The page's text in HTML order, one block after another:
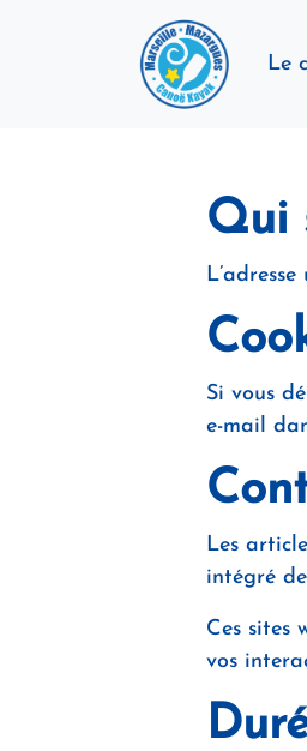
Le
Qui
Si vous
e-mail
Les
intégré
Ces sites
vos